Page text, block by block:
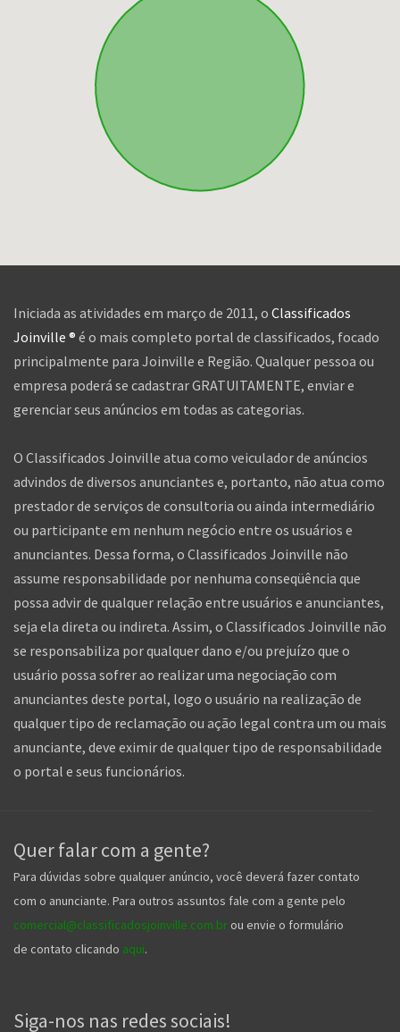
Iniciada as atividades em março de 2011, o Classificados
Joinville ® é o mais completo portal de classificados, focado
principalmente para Joinville e Região. Qualquer pessoa ou
empresa poderá se cadastrar GRATUITAMENTE, enviar e
gerenciar seus anúncios em todas as categorias.
O Classificados Joinville atua como veiculador de anúncios
advindos de diversos anunciantes e, portanto, não atua como
prestador de serviços de consultoria ou ainda intermediário
ou participante em nenhum negócio entre os usuários e
anunciantes. Dessa forma, o Classificados Joinville não
assume responsabilidade por nenhuma conseqüência que
possa advir de qualquer relação entre usuários e anunciantes,
seja ela direta ou indireta. Assim, o Classificados Joinville não
se responsabiliza por qualquer dano e/ou prejuízo que o
usuário possa sofrer ao realizar uma negociação com
anunciantes deste portal, logo o usuário na realização de
qualquer tipo de reclamação ou ação legal contra um ou mais
anunciante, deve eximir de qualquer tipo de responsabilidade
o portal e seus funcionários.
Quer falar com a gente?
Para dúvidas sobre qualquer anúncio, você deverá fazer contato
com o anunciante. Para outros assuntos fale com a gente pelo
comercial@classificadosjoinville.com.br ou envie o formulário
de contato clicando aqui.
Siga-nos nas redes sociais!